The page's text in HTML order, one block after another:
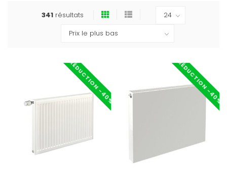
341 résultats
RÉDUCTION -40% RÉDUCTION -40%